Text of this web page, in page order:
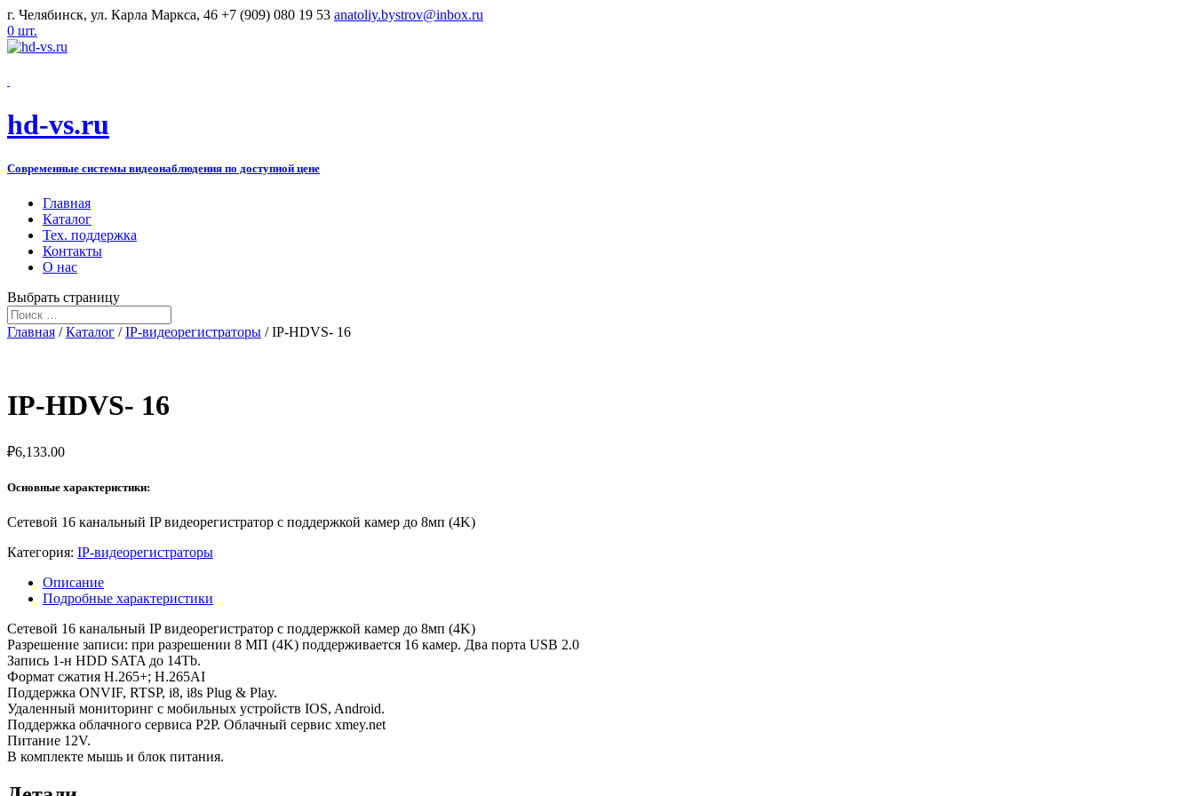
г. Челябинск, ул. Карла Маркса, 46 +7 (909) 080 19 53 anatoliy.bystrov@inbox.ru
0 шт.
hd-vs.ru
Современные системы видеонаблюдения по доступной цене
Главная
Каталог
Тех. поддержка
Контакты
О нас
Выбрать страницу
Главная /Каталог /IP-видеорегистраторы / IP-HDVS- 16
IP-HDVS- 16
₽6,133.00
Основные характеристики:
Сетевой 16 канальный IP видеорегистратор с поддержкой камер до 8мп (4K)
Категория: IP-видеорегистраторы
Описание
Подробные характеристики
Сетевой 16 канальный IP видеорегистратор с поддержкой камер до 8мп (4K)
Разрешение записи: при разрешении 8 МП (4K) поддерживается 16 камер. Два порта USB 2.0
Запись 1-н HDD SATA до 14Tb.
Формат сжатия H.265+; H.265AI
Поддержка ONVIF, RTSP, i8, i8s Plug & Play.
Удаленный мониторинг с мобильных устройств IOS, Android.
Поддержка облачного сервиса P2P. Облачный сервис xmey.net
Питание 12V.
В комплекте мышь и блок питания.